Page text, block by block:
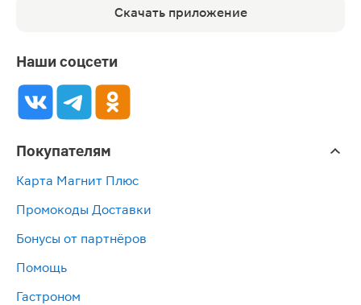
Скачать приложение
Наши соцсети
Покупателям
Карта Магнит Плюс
Промокоды Доставки
Бонусы от партнёров
Помощь
Гастроном